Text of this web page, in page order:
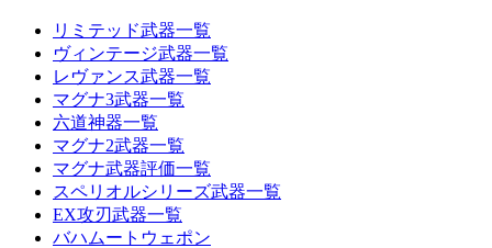
リミテッド武器一覧
ヴィンテージ武器一覧
レヴァンス武器一覧
マグナ3武器一覧
六道神器一覧
マグナ2武器一覧
マグナ武器評価一覧
スペリオルシリーズ武器一覧
EX攻刃武器一覧
バハムートウェポン